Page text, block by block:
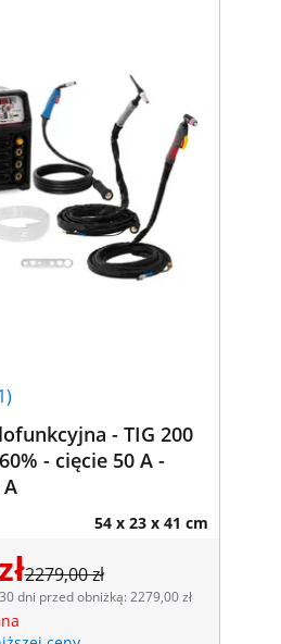
- TIG 200
- cięcie 50 A -
54 x 23 x 41 cm
2279,00 zł
dni przed obniżką: 2279,00 zł